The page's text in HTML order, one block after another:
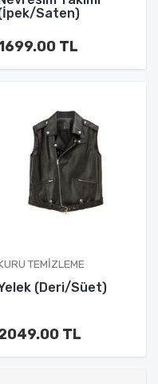
Saten)
TL
TEMIZLEME
(Deri/Süet)
TL